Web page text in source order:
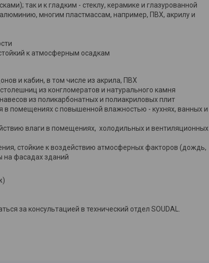
так и к гладким - стеклу, керамике и глазурованной
многим пластмассам, например, ПВХ, акрилу и
к атмосферным осадкам
и кабин, в том числе из акрила, ПВХ
из конгломератов и натурального камня
из поликарбонатных и полиакриловых плит
в помещениях с повышенной влажностью - кухнях, ванных и
влаги в помещениях, холодильных и вентиляционных
стойкие к воздействию атмосферных факторов (дождь,
на фасадах зданий
за консультацией в технический отдел SOUDAL.